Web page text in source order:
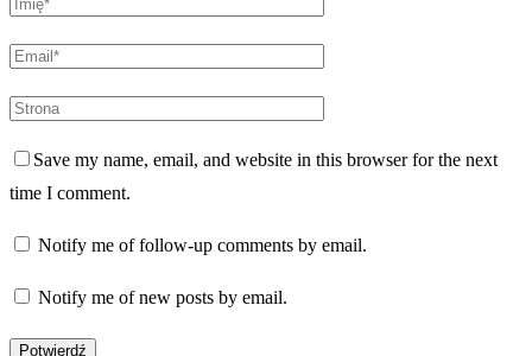
Save my name, email, and website in this browser for the next
time I comment.
Notify me of follow-up comments by email.
Notify me of new posts by email.